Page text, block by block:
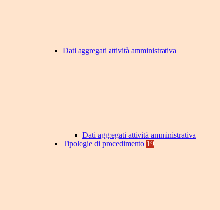
Dati aggregati attività amministrativa
Dati aggregati attività amministrativa
Tipologie di procedimento 19